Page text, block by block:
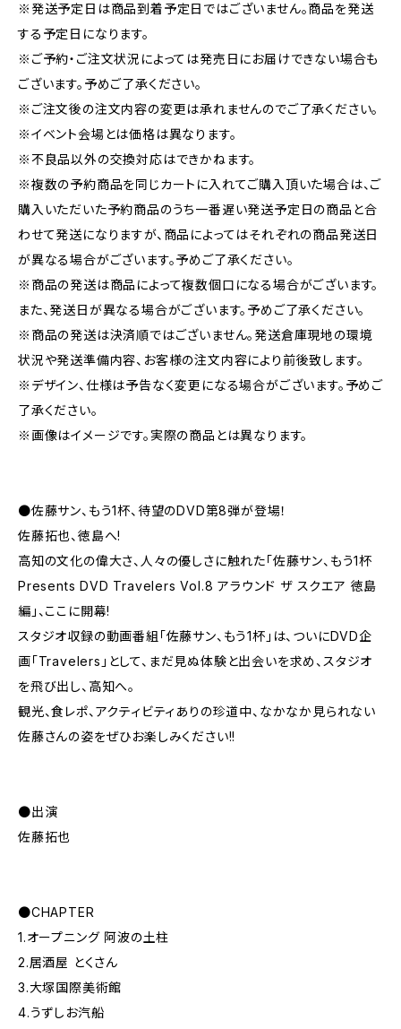
※発送予定日は商品到着予定日ではございません。商品を発送
する予定日になります。
※ご予約・ご注文状況によっては発売日にお届けできない場合も
ございます。予めご了承ください。
※ご注文後の注文内容の変更は承れませんのでご了承ください。
※イベント会場とは価格は異なります。
※不良品以外の交換対応はできかねます。
※複数の予約商品を同じカートに入れてご購入頂いた場合は、ご
購入いただいた予約商品のうち一番遅い発送予定日の商品と合
わせて発送になりますが、商品によってはそれぞれの商品発送日
が異なる場合がございます。予めご了承ください。
※商品の発送は商品によって複数個口になる場合がございます。
また、発送日が異なる場合がございます。予めご了承ください。
※商品の発送は決済順ではございません。発送倉庫現地の環境
状況や発送準備内容、お客様の注文内容により前後致します。
※デザイン、仕様は予告なく変更になる場合がございます。予めご
了承ください。
※画像はイメージです。実際の商品とは異なります。
●佐藤サン、もう1杯、待望のDVD第8弾が登場！
佐藤拓也、徳島へ!
高知の文化の偉大さ、人々の優しさに触れた「佐藤サン、もう1杯
Presents DVD Travelers Vol.8 アラウンド ザ スクエア 徳島
編」、ここに開幕!
スタジオ収録の動画番組「佐藤サン、もう1杯」は、ついにDVD企
画「Travelers」として、まだ見ぬ体験と出会いを求め、スタジオ
を飛び出し、高知へ。
観光、食レポ、アクティビティありの珍道中、なかなか見られない
佐藤さんの姿をぜひお楽しみください!!
●出演
佐藤拓也
●CHAPTER
1.オープニング 阿波の土柱
2.居酒屋 とくさん
3.大塚国際美術館
4.うずしお汽船